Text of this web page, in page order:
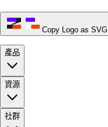
Copy Logo as SVG
產品
資源
社群